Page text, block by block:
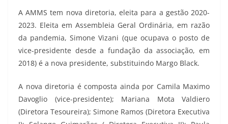
A AMMS tem nova diretoria, eleita para a gestão 2020-
2023. Eleita em Assembleia Geral Ordinária, em razão
da pandemia, Simone Vizani (que ocupava o posto de
vice-presidente desde a fundação da associação, em
2018) é a nova presidente, substituindo Margo Black.
A nova diretoria é composta ainda por Camila Maximo
Davoglio (vice-presidente); Mariana Mota Valdiero
(Diretora Tesoureira); Simone Ramos (Diretora Executiva